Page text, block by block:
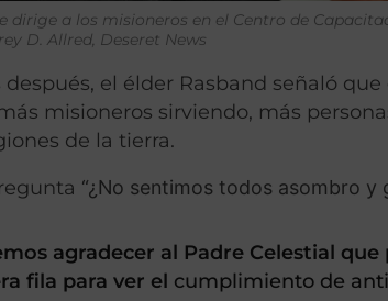
dirige a los misioneros en el Centro de
D. Allred, Deseret News
después, el élder Rasband señaló que
misioneros sirviendo, más
de la tierra.
“¿No sentimos todos asombro
agradecer al Padre Celestial
fila para ver el cumplimiento de